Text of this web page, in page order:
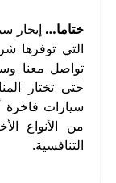
ختاما… إيجار
التي توفرها
تواصل معنا
حتى تختار
سيارات فاخرة
من الأنواع
التنافسية.